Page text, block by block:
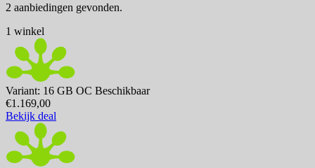
2 aanbiedingen gevonden.
1 winkel
Variant: 16 GB OC Beschikbaar
€1.169,00
Bekijk deal